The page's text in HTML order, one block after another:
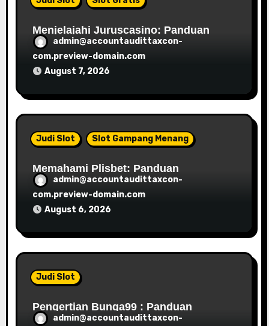
o
n
Menjelajahi Juruscasino: Panduan
Anda Menuju Kesuksesan Permainan
Online
admin@accountaudittaxcon-
com.preview-domain.com
August 7, 2026
Judi Slot Slot Gampang Menang
Memahami Plisbet: Panduan
Komprehensif
admin@accountaudittaxcon-
com.preview-domain.com
August 6, 2026
Judi Slot
Pengertian Bunga99 : Panduan
Lengkap
admin@accountaudittaxcon-